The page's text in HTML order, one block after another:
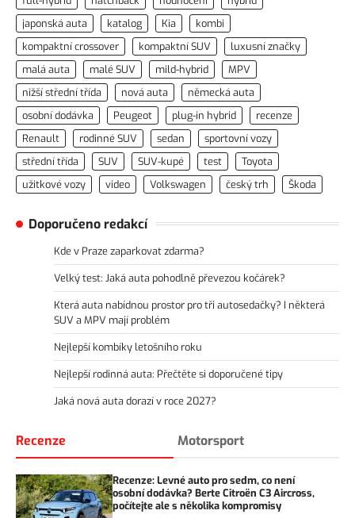
japonská auta
katalog Kia
kombi
kompaktní crossover
kompaktní SUV
luxusní značky
malá auta
malé SUV mild-hybrid
MPV
nižší střední třída
nová auta
německá auta
osobní dodávka
Peugeot plug-in hybrid
recenze
Renault
rodinné SUV sedan
sportovní vozy
střední třída
SUV SUV-kupé test
Toyota
užitkové vozy
video Volkswagen český trh Škoda
Doporučeno redakcí
Kde v Praze zaparkovat zdarma?
Velký test: Jaká auta pohodlně převezou kočárek?
Která auta nabídnou prostor pro tři autosedačky? I některá
SUV a MPV mají problém
Nejlepší kombíky letošního roku
Nejlepší rodinná auta: Přečtěte si doporučené tipy
Jaká nová auta dorazí v roce 2027?
Recenze Motorsport
Recenze: Levné auto pro sedm, co není
osobní dodávka? Berte Citroën C3 Aircross,
počítejte ale s několika kompromisy